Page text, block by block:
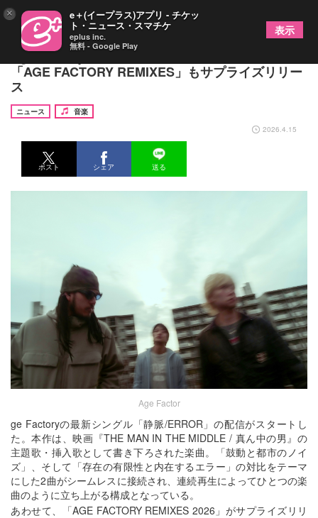
Age Factory「静脈/ERROR」配信開始、さらに
「AGE FACTORY REMIXES」もサプライズリリー
ス
ニュース
音楽
2026.4.15
ポスト シェア 送る
Age Factor
ge Factoryの最新シングル「静脈/ERROR」の配信がスタートし
た。本作は、映画『THE MAN IN THE MIDDLE / 真ん中の男』の
主題歌・挿入歌として書き下ろされた楽曲。「鼓動と都市のノイ
ズ」、そして「存在の有限性と内在するエラー」の対比をテーマ
にした2曲がシームレスに接続され、連続再生によってひとつの楽
曲のように立ち上がる構成となっている。
あわせて、「AGE FACTORY REMIXES 2026」がサプライズリリ
× e＋(イープラス)アプリ - チケッ
ト・ニュース・スマチケ
eplus inc.
無料 - Google Play
表示